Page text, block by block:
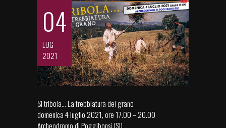
04
LUG
2021
Si tribola... La trebbiatura del grano
domenica 4 luglio 2021, ore 17.00 – 20.00
Archeodromo di Poggibonsi (SI)